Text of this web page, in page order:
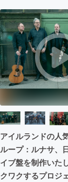
アー
テク
映像
ビジ
まち
アイルランドの人
ループ：ルナサ、
イブ盤を制作いた
クワクするプロジ